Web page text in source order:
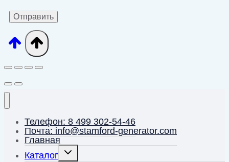
Телефон: 8 499 302-54-46
Почта: info@stamford-generator.com
Главная
Каталог
Переключить
дочернее